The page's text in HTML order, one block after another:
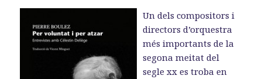
c
b
o
o
s
o
d
o
l
g
r
a
Un dels compositors i
directors d’orquestra
més importants de la
segona meitat del
segle xx es troba en